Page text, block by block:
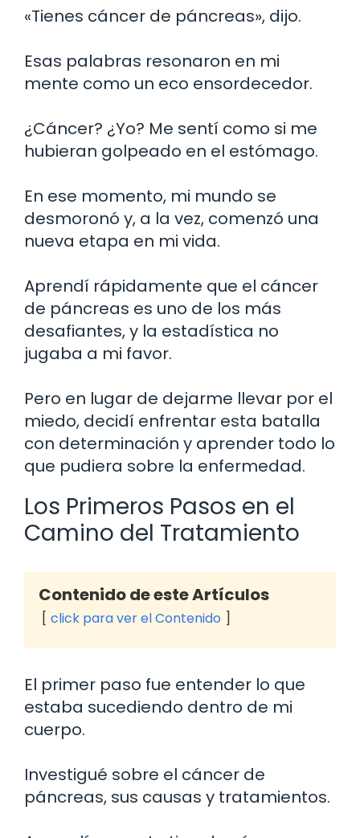
«Tienes cáncer de páncreas», dijo.
Esas palabras resonaron en mi
mente como un eco ensordecedor.
¿Cáncer? ¿Yo? Me sentí como si me
hubieran golpeado en el estómago.
En ese momento, mi mundo se
desmoronó y, a la vez, comenzó una
nueva etapa en mi vida.
Aprendí rápidamente que el cáncer
de páncreas es uno de los más
desafiantes, y la estadística no
jugaba a mi favor.
Pero en lugar de dejarme llevar por el
miedo, decidí enfrentar esta batalla
con determinación y aprender todo lo
que pudiera sobre la enfermedad.
Los Primeros Pasos en el
Camino del Tratamiento
Contenido de este Artículos
click para ver el Contenido
El primer paso fue entender lo que
estaba sucediendo dentro de mi
cuerpo.
Investigué sobre el cáncer de
páncreas, sus causas y tratamientos.